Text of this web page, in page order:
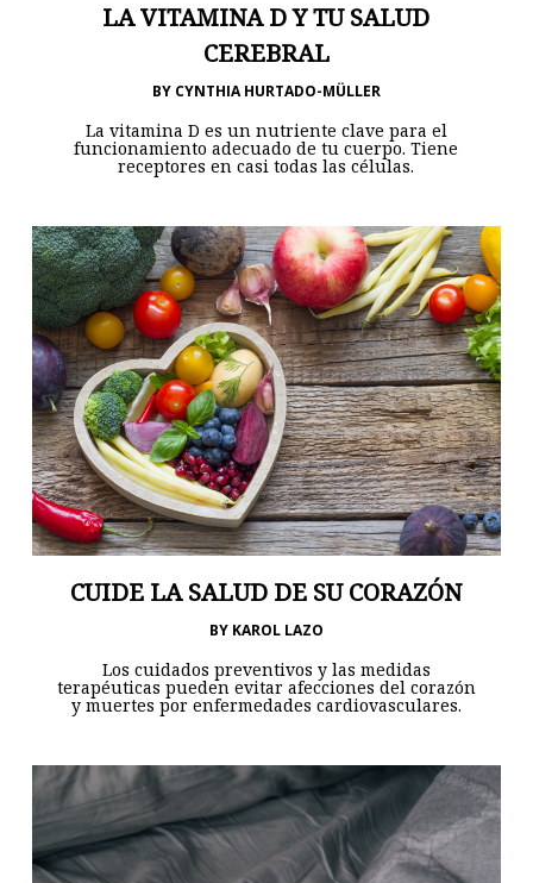
LA VITAMINA D Y TU SALUD
CEREBRAL
BY CYNTHIA HURTADO-MÜLLER
La vitamina D es un nutriente clave para el
funcionamiento adecuado de tu cuerpo. Tiene
receptores en casi todas las células.
CUIDE LA SALUD DE SU CORAZÓN
BY KAROL LAZO
Los cuidados preventivos y las medidas
terapéuticas pueden evitar afecciones del corazón
y muertes por enfermedades cardiovasculares.